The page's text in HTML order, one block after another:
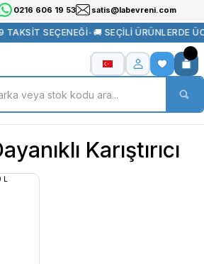
0216 606 19 53 satis@labevreni.com
SEÇENEĞİ•🚚 SEÇİLİ ÜRÜNLERDE
Karıştırıcı